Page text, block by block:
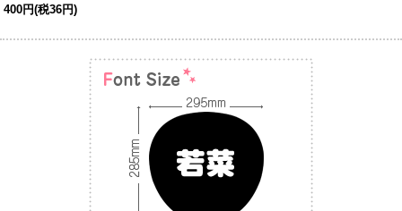
400円(税36円)